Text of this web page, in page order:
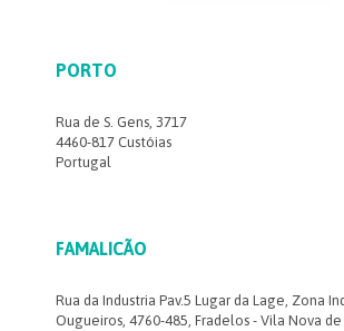
PORTO
Rua de S. Gens, 3717
4460-817 Custóias
Portugal
FAMALICÃO
Rua da Industria Pav.5 Lugar da Lage, Zona
Ougueiros, 4760-485, Fradelos - Vila Nova